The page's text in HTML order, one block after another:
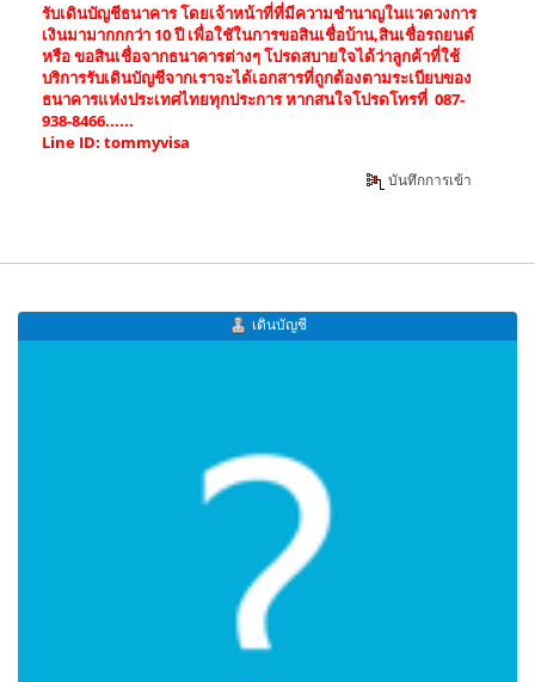
รับเดินบัญชีธนาคาร โดยเจ้าหน้าที่ที่มีความชำนาญในแวดวงการ
เงินมามากกกว่า 10 ปี เพื่อใชัในการขอสินเชื่อบ้าน,สินเชื่อรถยนต์
หรือ ขอสินเชื่อจากธนาคารต่างๆ โปรดสบายใจได้ว่าลูกค้าที่ใช้
บริการรับเดินบัญชีจากเราจะได้เอกสารที่ถูกต้องตามระเบียบของ
ธนาคารแห่งประเทศไทยทุกประการ หากสนใจโปรดโทรที่ 087-
938-8466......
Line ID: tommyvisa
บันทึกการเข้า
เดินบัญชี